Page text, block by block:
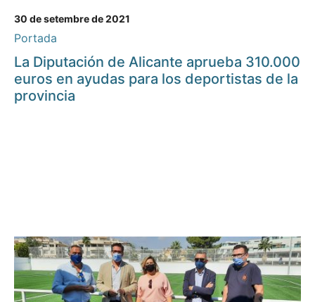
30 de setembre de 2021
Portada
La Diputación de Alicante aprueba 310.000
euros en ayudas para los deportistas de la
provincia